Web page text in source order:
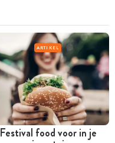
ARTIKEL
Festival food voor in je